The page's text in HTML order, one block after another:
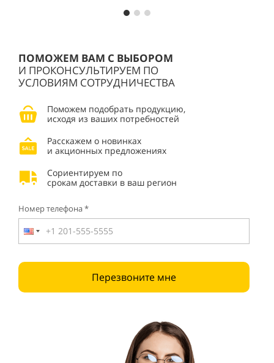
ПОМОЖЕМ ВАМ С ВЫБОРОМ
И ПРОКОНСУЛЬТИРУЕМ ПО
УСЛОВИЯМ СОТРУДНИЧЕСТВА
Поможем подобрать продукцию,
исходя из ваших потребностей
Расскажем о новинках
и акционных предложениях
Сориентируем по
срокам доставки в ваш регион
Номер телефона *
Перезвоните мне